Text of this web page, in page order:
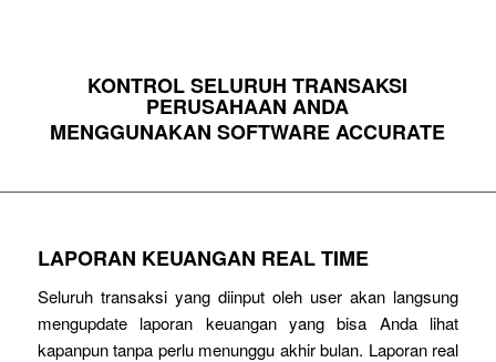
KONTROL SELURUH TRANSAKSI
PERUSAHAAN ANDA
MENGGUNAKAN SOFTWARE ACCURATE
LAPORAN KEUANGAN REAL TIME
Seluruh transaksi yang diinput oleh user akan langsung
mengupdate laporan keuangan yang bisa Anda lihat
kapanpun tanpa perlu menunggu akhir bulan. Laporan real